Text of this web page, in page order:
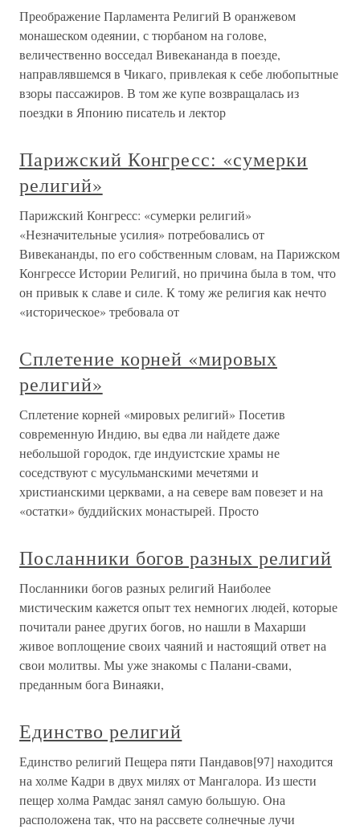
Преображение Парламента Религий В оранжевом
монашеском одеянии, с тюрбаном на голове,
величественно восседал Вивекананда в поезде,
направлявшемся в Чикаго, привлекая к себе любопытные
взоры пассажиров. В том же купе возвращалась из
поездки в Японию писатель и лектор
Парижский Конгресс: «сумерки
религий»
Парижский Конгресс: «сумерки религий»
«Незначительные усилия» потребовались от
Вивекананды, по его собственным словам, на Парижском
Конгрессе Истории Религий, но причина была в том, что
он привык к славе и силе. К тому же религия как нечто
«историческое» требовала от
Сплетение корней «мировых
религий»
Сплетение корней «мировых религий» Посетив
современную Индию, вы едва ли найдете даже
небольшой городок, где индуистские храмы не
соседствуют с мусульманскими мечетями и
христианскими церквами, а на севере вам повезет и на
«остатки» буддийских монастырей. Просто
Посланники богов разных религий
Посланники богов разных религий Наиболее
мистическим кажется опыт тех немногих людей, которые
почитали ранее других богов, но нашли в Махарши
живое воплощение своих чаяний и настоящий ответ на
свои молитвы. Мы уже знакомы с Палани-свами,
преданным бога Винаяки,
Единство религий
Единство религий Пещера пяти Пандавов[97] находится
на холме Кадри в двух милях от Мангалора. Из шести
пещер холма Рамдас занял самую большую. Она
расположена так, что на рассвете солнечные лучи